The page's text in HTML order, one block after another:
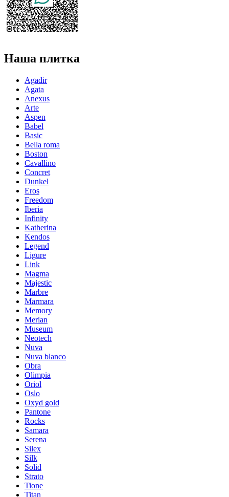
Наша плитка
Agadir
Agata
Anexus
Arte
Aspen
Babel
Basic
Bella roma
Boston
Cavallino
Concret
Dunkel
Eros
Freedom
Iberia
Infinity
Katherina
Kendos
Legend
Ligure
Link
Magma
Majestic
Marbre
Marmara
Memory
Merian
Museum
Neotech
Nuva
Nuva blanco
Obra
Olimpia
Oriol
Oslo
Oxyd gold
Pantone
Rocks
Samara
Serena
Silex
Silk
Solid
Strato
Tione
Titan